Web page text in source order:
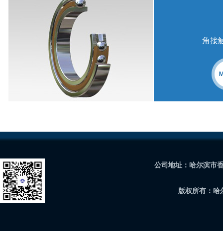
角接
公司地址：哈尔滨市
版权所有：哈尔